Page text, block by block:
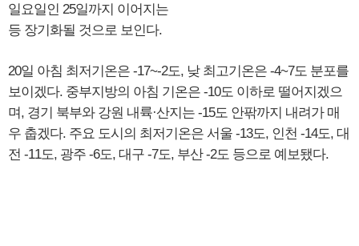
일요일인 25일까지 이어지는
등 장기화될 것으로 보인다.
20일 아침 최저기온은 -17~-2도, 낮 최고기온은 -4~7도 분포를
보이겠다. 중부지방의 아침 기온은 -10도 이하로 떨어지겠으
며, 경기 북부와 강원 내륙·산지는 -15도 안팎까지 내려가 매
우 춥겠다. 주요 도시의 최저기온은 서울 -13도, 인천 -14도, 대
전 -11도, 광주 -6도, 대구 -7도, 부산 -2도 등으로 예보됐다.